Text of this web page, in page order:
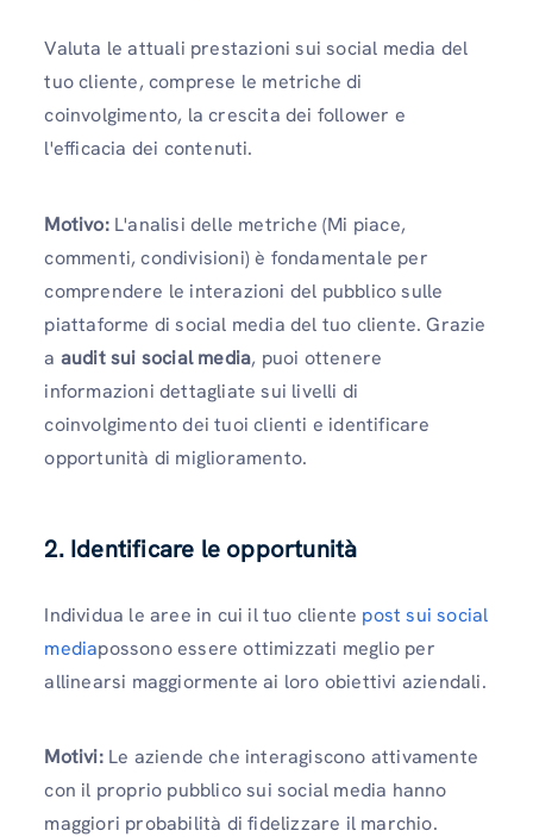
Valuta le attuali prestazioni sui social media del
tuo cliente, comprese le metriche di
coinvolgimento, la crescita dei follower e
l'efficacia dei contenuti.
Motivo:L'analisi delle metriche (Mi piace,
commenti, condivisioni) è fondamentale per
comprendere le interazioni del pubblico sulle
piattaforme di social media del tuo cliente. Grazie
a audit sui social media, puoi ottenere
informazioni dettagliate sui livelli di
coinvolgimento dei tuoi clienti e identificare
opportunità di miglioramento.
2. Identificare le opportunità
Individua le aree in cui il tuo cliente post sui social
mediapossono essere ottimizzati meglio per
allinearsi maggiormente ai loro obiettivi aziendali.
Motivi: Le aziende che interagiscono attivamente
con il proprio pubblico sui social media hanno
maggiori probabilità di fidelizzare il marchio.